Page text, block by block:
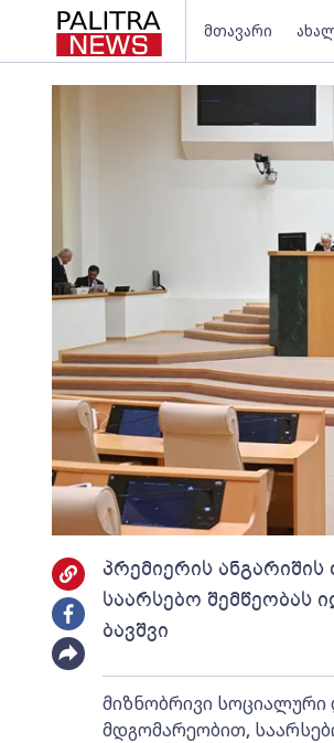
მთავარი
პრემიერის
საარსებო შემწეობას
ბავშვი
მიზნობრივი სოციალური
მდგომარეობით,